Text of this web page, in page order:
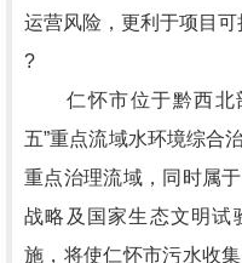
运营风险，更利于项目可
?
仁怀市位于黔西北
五”重点流域水环境综合
重点治理流域，同时属
战略及国家生态文明试
施，将使仁怀市污水收